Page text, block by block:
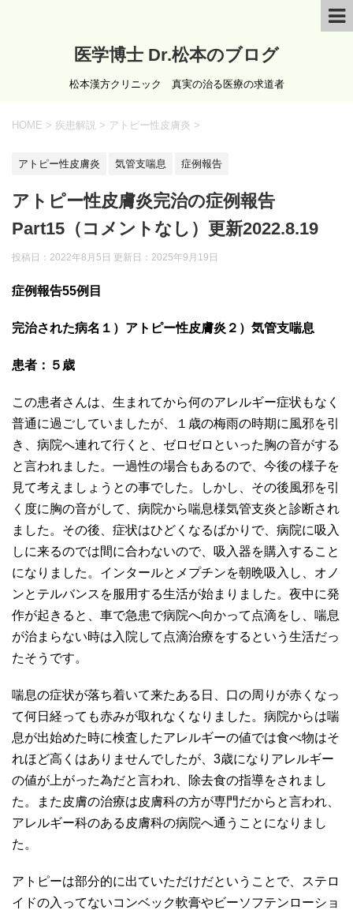
医学博士 Dr.松本のブログ
松本漢方クリニック 真実の治る医療の求道者
HOME > 疾患解説 > アトピー性皮膚炎 >
アトピー性皮膚炎 気管支喘息 症例報告
アトピー性皮膚炎完治の症例報告
Part15（コメントなし）更新2022.8.19
投稿日：2022年8月5日 更新日： 2025年9月19日
症例報告55例目
完治された病名１）アトピー性皮膚炎２）気管支喘息
患者：５歳
この患者さんは、生まれてから何のアレルギー症状もなく
普通に過ごしていましたが、１歳の梅雨の時期に風邪を引
き、病院へ連れて行くと、ゼロゼロといった胸の音がする
と言われました。一過性の場合もあるので、今後の様子を
見て考えましょうとの事でした。しかし、その後風邪を引
く度に胸の音がして、病院から喘息様気管支炎と診断され
ました。その後、症状はひどくなるばかりで、病院に吸入
しに来るのでは間に合わないので、吸入器を購入すること
になりました。インタールとメプチンを朝晩吸入し、オノ
ンとテルバンスを服用する生活が始まりました。夜中に発
作が起きると、車で急患で病院へ向かって点滴をし、喘息
が治まらない時は入院して点滴治療をするという生活だっ
たそうです。
喘息の症状が落ち着いて来たある日、口の周りが赤くなっ
て何日経っても赤みが取れなくなりました。病院からは喘
息が出始めた時に検査したアレルギーの値では食べ物はそ
れほど高くはありませんでしたが、3歳になりアレルギー
の値が上がった為だと言われ、除去食の指導をされまし
た。また皮膚の治療は皮膚科の方が専門だからと言われ、
アレルギー科のある皮膚科の病院へ通うことになりまし
た。
アトピーは部分的に出ていただけだということで、ステロ
イドの入ってないコンベック軟膏やビーソフテンローショ